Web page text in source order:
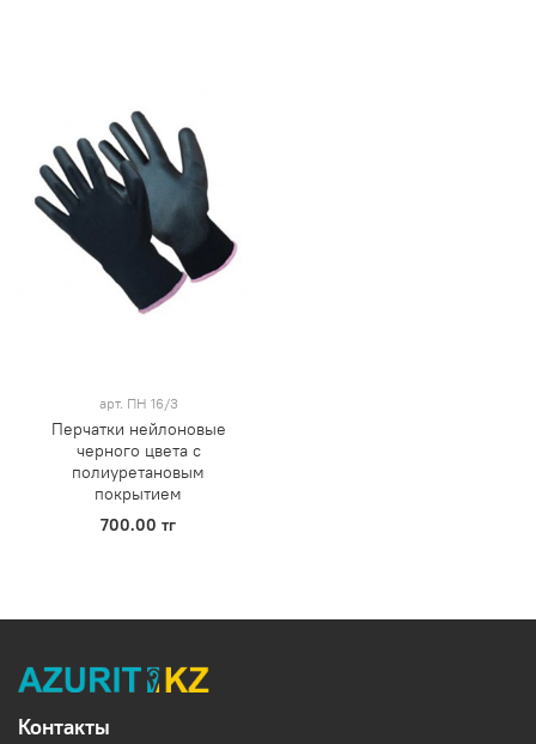
арт. ПН 16/3
Перчатки нейлоновые
черного цвета с
полиуретановым
покрытием
700.00 тг
Контакты